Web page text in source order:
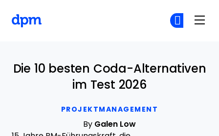
PROJEKTMANAGEMENT
Die 10 besten Coda-Alternativen
im Test 2026
By Galen Low